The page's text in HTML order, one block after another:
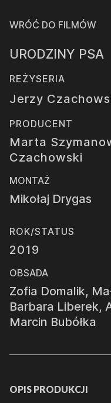
WRÓĆ DO FILMÓW
URODZINY PSA
REŻYSERIA
Jerzy
PRODUCENT
Marta
Czachowski
MONTAŻ
Mikołaj Drygas
ROK/STATUS
2019
OBSADA
Zofia Domalik,
Barbara Liberek,
Marcin Bubółka
OPIS PRODUKCJI